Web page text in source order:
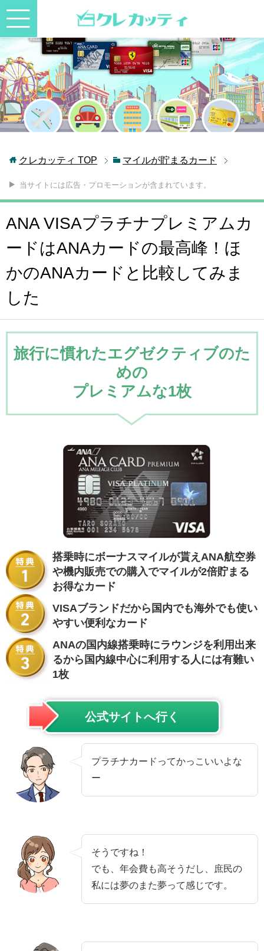
クレカッティ TOP マイルが貯まるカード
当サイトには広告・プロモーションが含まれています。
ANA VISAプラチナプレミアムカ
ードはANAカードの最高峰！ほ
かのANAカードと比較してみま
した
旅行に慣れたエグゼクティブのた
めの
プレミアムな1枚
搭乗時にボーナスマイルが貰えANA航空券
や機内販売での購入でマイルが2倍貯まる
お得なカード
VISAブランドだから国内でも海外でも使い
やすい便利なカード
ANAの国内線搭乗時にラウンジを利用出来
るから国内線中心に利用する人には有難い
1枚
公式サイトへ行く
プラチナカードってかっこいいよな
ー
そうですね！
でも、年会費も高そうだし、庶民の
私には夢のまた夢って感じです。